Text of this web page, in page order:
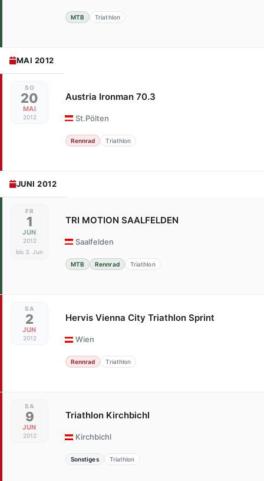
MTB Triathlon
MAI 2012
SO
20
MAI
2012
Austria Ironman 70.3
St.Pölten
Rennrad Triathlon
JUNI 2012
FR
1
JUN
2012
bis 3. Jun
TRI MOTION SAALFELDEN
Saalfelden
MTB Rennrad Triathlon
SA
2
JUN
2012
Hervis Vienna City Triathlon Sprint
Wien
Rennrad Triathlon
SA
9
JUN
2012
Triathlon Kirchbichl
Kirchbichl
Sonstiges Triathlon